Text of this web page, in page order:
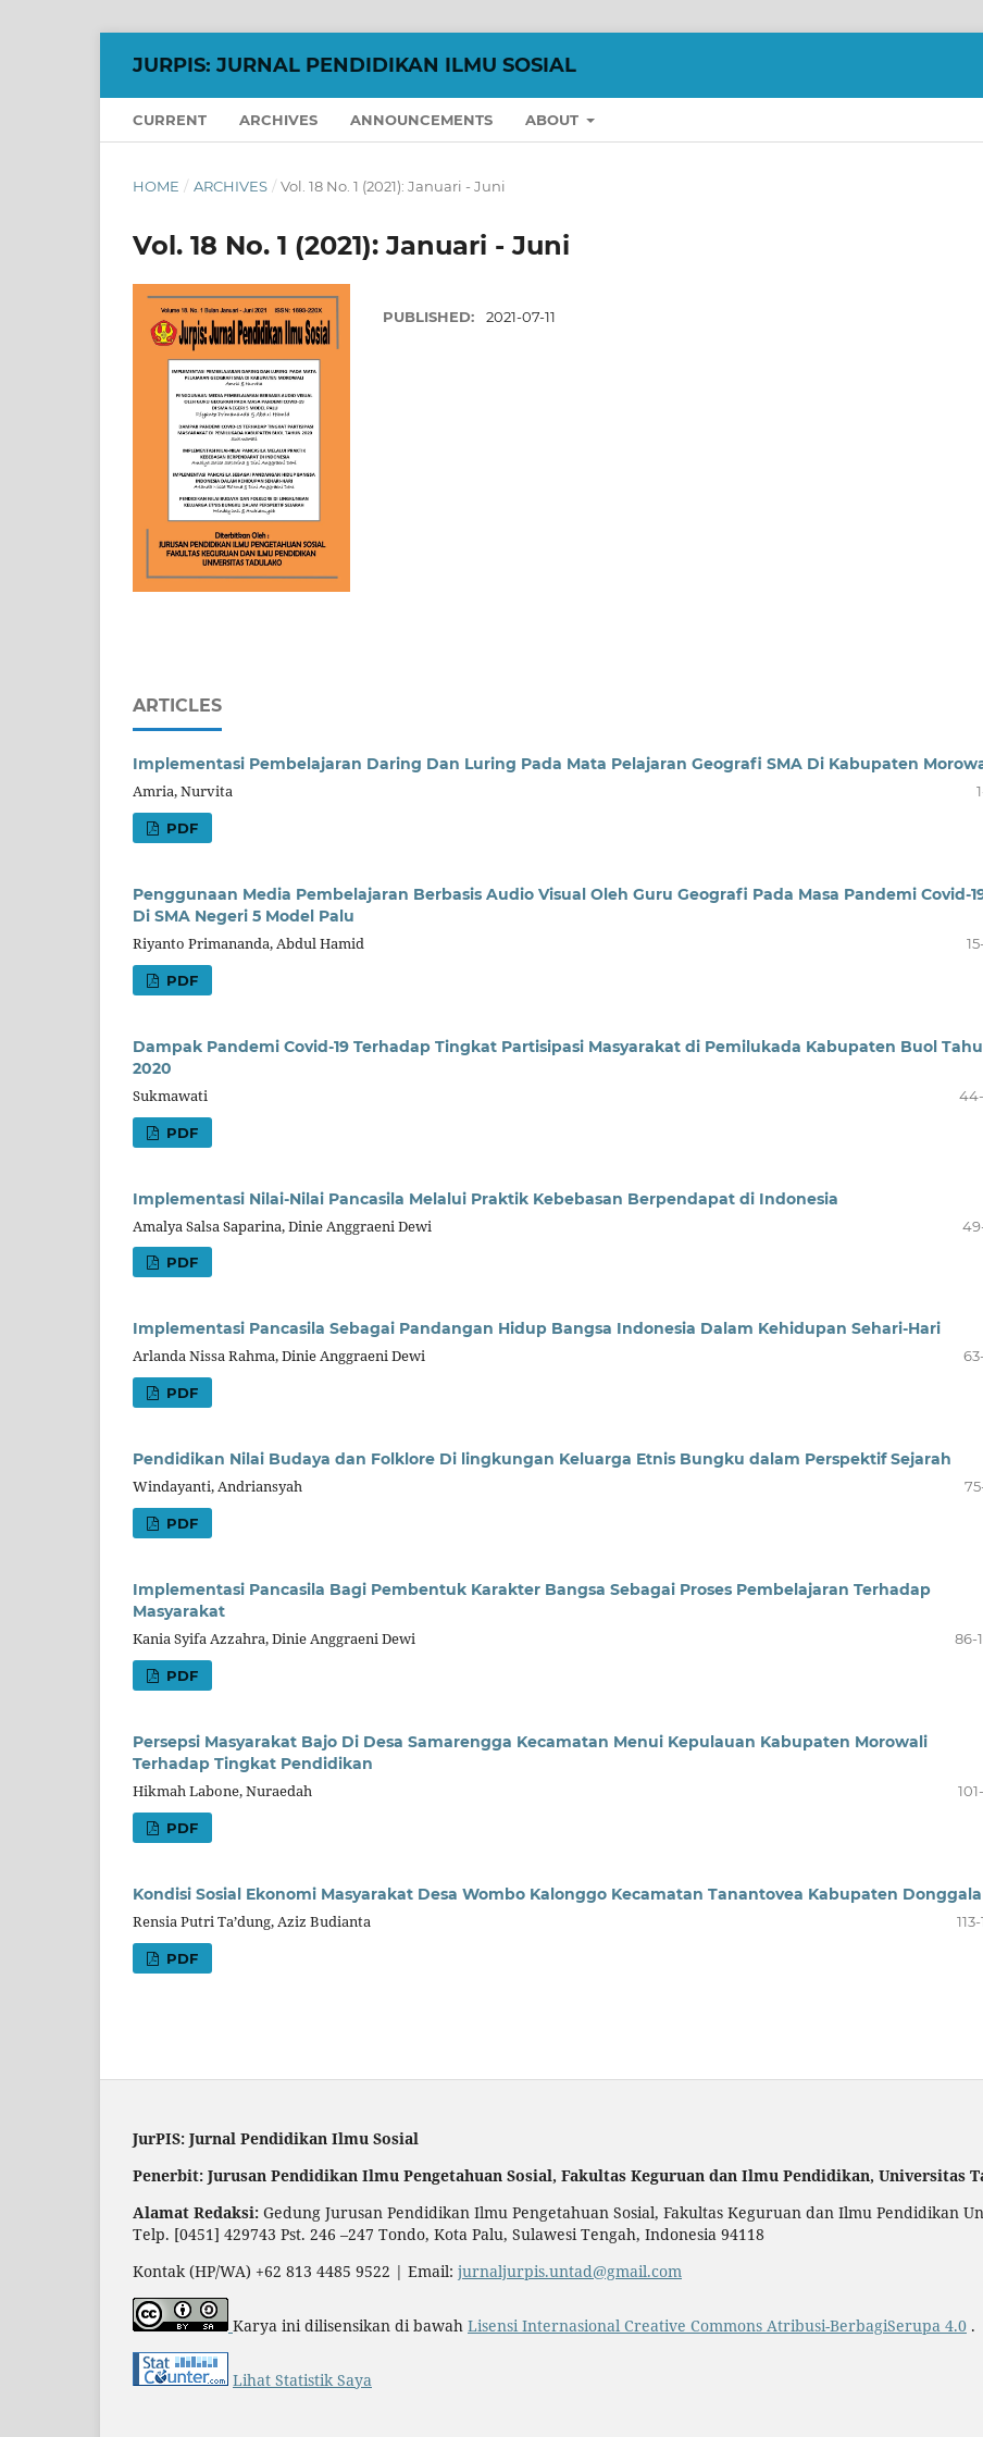
JURPIS: JURNAL PENDIDIKAN ILMU SOSIAL
CURRENT ARCHIVES ANNOUNCEMENTS ABOUT
HOME / ARCHIVES / Vol. 18 No. 1 (2021): Januari - Juni
Vol. 18 No. 1 (2021): Januari - Juni
PUBLISHED: 2021-07-11
ARTICLES
Implementasi Pembelajaran Daring Dan Luring Pada Mata Pelajaran Geografi SMA Di Kabupaten
Amria, Nurvita
PDF
Penggunaan Media Pembelajaran Berbasis Audio Visual Oleh Guru Geografi Pada Masa Pandemi Covid-
Di SMA Negeri 5 Model Palu
Riyanto Primananda, Abdul Hamid
PDF
Dampak Pandemi Covid-19 Terhadap Tingkat Partisipasi Masyarakat di Pemilukada Kabupaten Buol
2020
Sukmawati
PDF
Implementasi Nilai-Nilai Pancasila Melalui Praktik Kebebasan Berpendapat di Indonesia
Amalya Salsa Saparina, Dinie Anggraeni Dewi
PDF
Implementasi Pancasila Sebagai Pandangan Hidup Bangsa Indonesia Dalam Kehidupan Sehari-Hari
Arlanda Nissa Rahma, Dinie Anggraeni Dewi
PDF
Pendidikan Nilai Budaya dan Folklore Di lingkungan Keluarga Etnis Bungku dalam Perspektif Sejarah
Windayanti, Andriansyah
PDF
Implementasi Pancasila Bagi Pembentuk Karakter Bangsa Sebagai Proses Pembelajaran Terhadap
Masyarakat
Kania Syifa Azzahra, Dinie Anggraeni Dewi
86-
PDF
Persepsi Masyarakat Bajo Di Desa Samarengga Kecamatan Menui Kepulauan Kabupaten Morowali
Terhadap Tingkat Pendidikan
Hikmah Labone, Nuraedah
PDF
Kondisi Sosial Ekonomi Masyarakat Desa Wombo Kalonggo Kecamatan Tanantovea Kabupaten Donggala
Rensia Putri Ta’dung, Aziz Budianta
PDF
JurPIS: Jurnal Pendidikan Ilmu Sosial
Penerbit: Jurusan Pendidikan Ilmu Pengetahuan Sosial, Fakultas Keguruan dan Ilmu Pendidikan, Universitas
Alamat Redaksi: Gedung Jurusan Pendidikan Ilmu Pengetahuan Sosial, Fakultas Keguruan dan Ilmu Pendidikan
Telp. [0451] 429743 Pst. 246 –247 Tondo, Kota Palu, Sulawesi Tengah, Indonesia 94118
Kontak (HP/WA) +62 813 4485 9522 | Email: jurnaljurpis.untad@gmail.com
Karya ini dilisensikan di bawah Lisensi Internasional Creative Commons Atribusi-BerbagiSerupa 4.0 .
Lihat Statistik Saya